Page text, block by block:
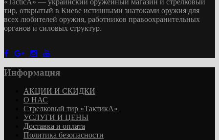
«TacticA» — украинский оружейный магазин и стрелковый
тир, открытый в Киеве истинными знатоками оружия для
всех любителей оружия, работников правоохранительных
органов и силовых структур.
Информация
АКЦИИ И СКИДКИ
О НАС
Стрелковый тир «ТактикА»
УСЛУГИ И ЦЕНЫ
Доставка и оплата
Политика безопасности